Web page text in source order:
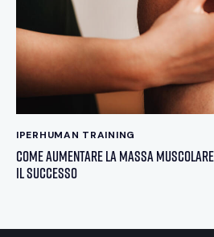
IPERHUMAN TRAINING
Come aumentare la massa
il successo